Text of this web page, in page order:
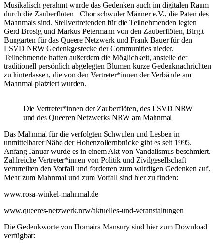
Musikalisch gerahmt wurde das Gedenken auch im digitalen Raum
durch die Zauberflöten - Chor schwuler Männer e.V., die Paten des
Mahnmals sind. Stellvertretenden für die Teilnehmenden legten
Gerd Brosig und Markus Petermann von den Zauberflöten, Birgit
Bungarten für das Queere Netzwerk und Frank Bauer für den
LSVD NRW Gedenkgestecke der Communities nieder.
Teilnehmende hatten außerdem die Möglichkeit, anstelle der
traditionell persönlich abgelegten Blumen kurze Gedenknachrichten
zu hinterlassen, die von den Vertreter*innen der Verbände am
Mahnmal platziert wurden.
Die Vertreter*innen der Zauberflöten, des LSVD NRW
und des Queeren Netzwerks NRW am Mahnmal
Das Mahnmal für die verfolgten Schwulen und Lesben in
unmittelbarer Nähe der Hohenzollernbrücke gibt es seit 1995.
Anfang Januar wurde es in einem Akt von Vandalismus beschmiert.
Zahlreiche Vertreter*innen von Politik und Zivilgesellschaft
verurteilten den Vorfall und forderten zum würdigen Gedenken auf.
Mehr zum Mahnmal und zum Vorfall sind hier zu finden:
www.rosa-winkel-mahnmal.de
www.queeres-netzwerk.nrw/aktuelles-und-veranstaltungen
Die Gedenkworte von Homaira Mansury sind hier zum Download
verfügbar: